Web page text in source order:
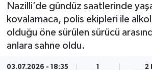
Nazilli’de gündüz saatlerinde
kovalamaca, polis ekipleri ile
olduğu öne sürülen sürücü
anlara sahne oldu.
03.07.2026 - 18:35 2
Eğitim
Kültür Sanat
Tüm Manşetler
Son Dakika Haberleri